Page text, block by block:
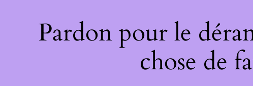
Pardon pour le
chose de